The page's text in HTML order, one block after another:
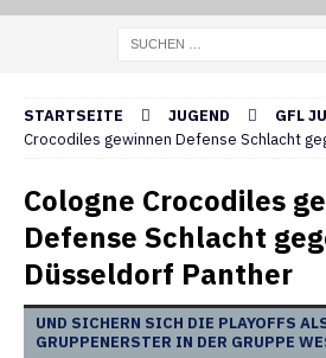
STARTSEITE JUGEND GFL
Crocodiles gewinnen Defense Schlacht
Cologne Crocodiles
Defense Schlacht
Düsseldorf Panther
UND SICHERN SICH DIE PLAYOFFS
GRUPPENERSTER IN DER GRUPPE